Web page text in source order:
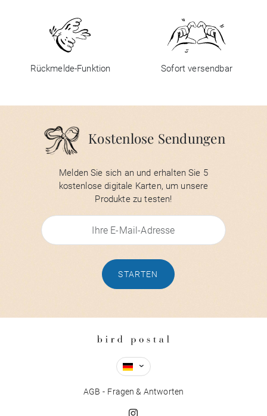
Rückmelde-Funktion Sofort versendbar
Kostenlose Sendungen
Melden Sie sich an und erhalten Sie 5
kostenlose digitale Karten, um unsere
Produkte zu testen!
STARTEN
AGB Fragen & Antworten